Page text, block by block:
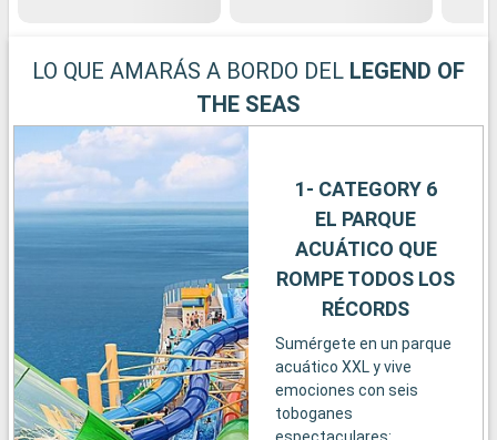
LO QUE AMARÁS A BORDO DEL LEGEND OF
THE SEAS
1- CATEGORY 6
EL PARQUE
ACUÁTICO QUE
ROMPE TODOS LOS
RÉCORDS
Sumérgete en un parque
acuático XXL y vive
emociones con seis
toboganes